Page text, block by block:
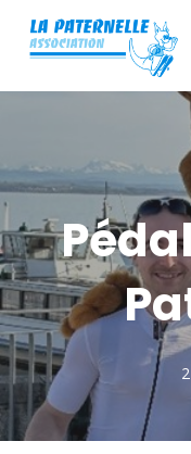
content